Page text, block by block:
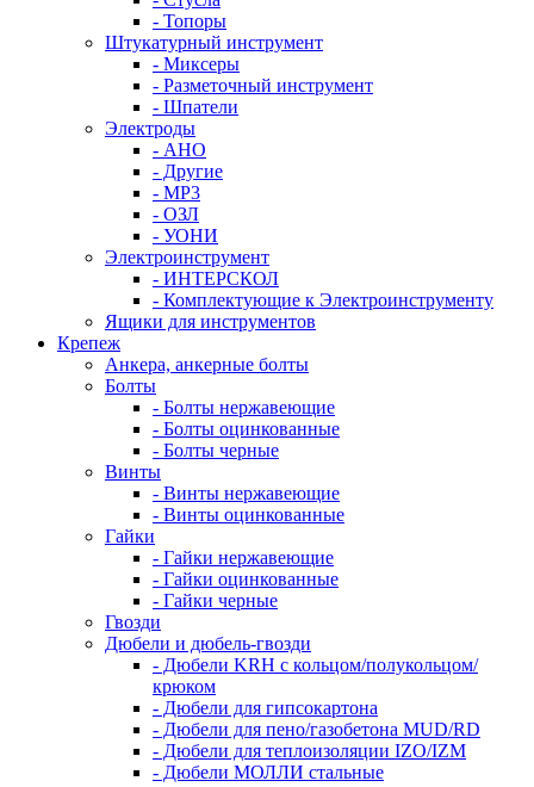
- Топоры
Штукатурный инструмент
- Миксеры
- Разметочный инструмент
- Шпатели
Электроды
- АНО
- Другие
- МР3
- ОЗЛ
- УОНИ
Электроинструмент
- ИНТЕРСКОЛ
- Комплектующие к Электроинструменту
Ящики для инструментов
Крепеж
Анкера, анкерные болты
Болты
- Болты нержавеющие
- Болты оцинкованные
- Болты черные
Винты
- Винты нержавеющие
- Винты оцинкованные
Гайки
- Гайки нержавеющие
- Гайки оцинкованные
- Гайки черные
Гвозди
Дюбели и дюбель-гвозди
- Дюбели KRH с кольцом/полукольцом/
крюком
- Дюбели для гипсокартона
- Дюбели для пено/газобетона MUD/RD
- Дюбели для теплоизоляции IZO/IZM
- Дюбели МОЛЛИ стальные